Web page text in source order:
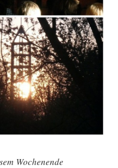
Wochen­en­de